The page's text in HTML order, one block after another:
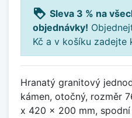
loyalty Sleva 3 % na
objednávky!
Kč a v košíku zadejte
Hranatý granitový
kámen, otočný, rozměr
x 420 x 200 mm,